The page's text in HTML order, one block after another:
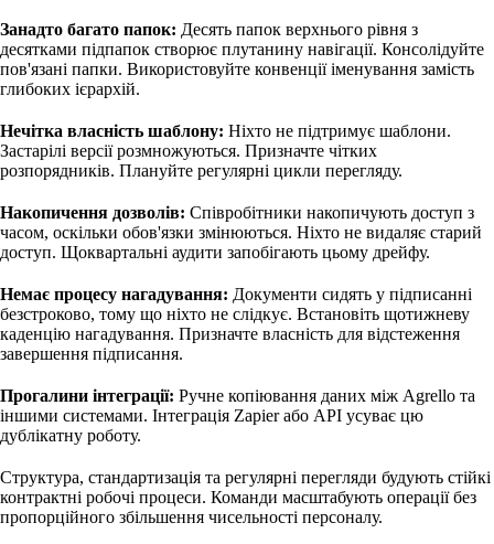
Занадто багато папок: Десять папок верхнього рівня з
десятками підпапок створює плутанину навігації. Консолідуйте
пов'язані папки. Використовуйте конвенції іменування замість
глибоких ієрархій.
Нечітка власність шаблону: Ніхто не підтримує шаблони.
Застарілі версії розмножуються. Призначте чітких
розпорядників. Плануйте регулярні цикли перегляду.
Накопичення дозволів: Співробітники накопичують доступ з
часом, оскільки обов'язки змінюються. Ніхто не видаляє старий
доступ. Щоквартальні аудити запобігають цьому дрейфу.
Немає процесу нагадування: Документи сидять у підписанні
безстроково, тому що ніхто не слідкує. Встановіть щотижневу
каденцію нагадування. Призначте власність для відстеження
завершення підписання.
Прогалини інтеграції: Ручне копіювання даних між Agrello та
іншими системами. Інтеграція Zapier або API усуває цю
дублікатну роботу.
Структура, стандартизація та регулярні перегляди будують стійкі
контрактні робочі процеси. Команди масштабують операції без
пропорційного збільшення чисельності персоналу.